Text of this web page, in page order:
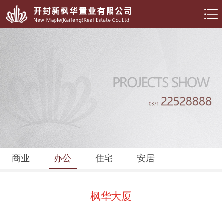
商业 办公 住宅 安居
枫华大厦